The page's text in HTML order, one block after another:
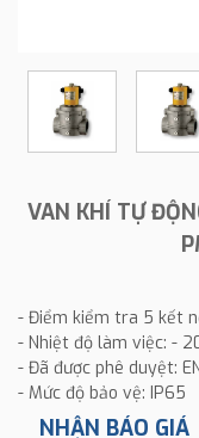
VAN KHÍ TỰ
- Điểm kiểm tra 5 kết
- Nhiệt độ làm việc: -
- Đã được phê duyệt:
- Mức độ bảo vệ: IP65
NHẬN BÁO GIÁ